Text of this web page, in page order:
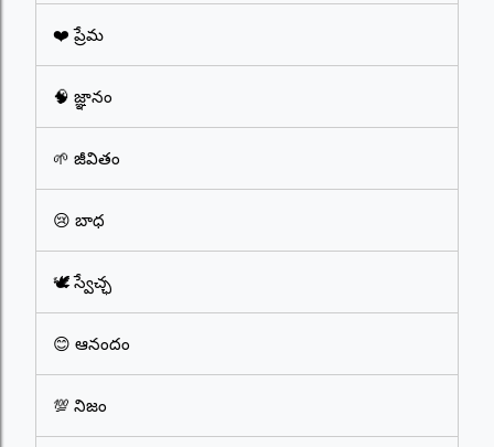
❤️ ప్రేమ
🧠 జ్ఞానం
🌱 జీవితం
😢 బాధ
🕊️ స్వేచ్ఛ
😊 ఆనందం
💯 నిజం